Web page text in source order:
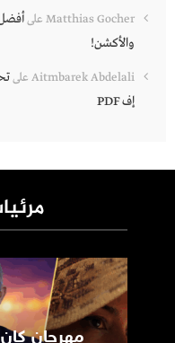
Matthias Gocher على
والأكشن!
Aitmbarek Abdelali على
إف PDF